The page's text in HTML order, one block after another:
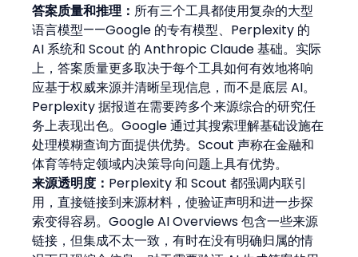
答案质量和推理： 所有三个工具都使用复杂的大型
语言模型——Google 的专有模型、Perplexity 的
AI 系统和 Scout 的 Anthropic Claude 基础。实际
上，答案质量更多取决于每个工具如何有效地将响
应基于权威来源并清晰呈现信息，而不是底层 AI。
Perplexity 据报道在需要跨多个来源综合的研究任
务上表现出色。Google 通过其搜索理解基础设施在
处理模糊查询方面提供优势。Scout 声称在金融和
体育等特定领域内决策导向问题上具有优势。
来源透明度： Perplexity 和 Scout 都强调内联引
用，直接链接到来源材料，使验证声明和进一步探
索变得容易。Google AI Overviews 包含一些来源
链接，但集成不太一致，有时在没有明确归属的情